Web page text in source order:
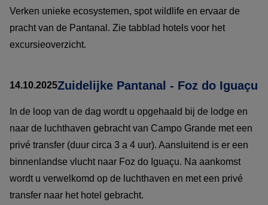
Verken unieke ecosystemen, spot wildlife en ervaar de
pracht van de Pantanal. Zie tabblad hotels voor het
excursieoverzicht.
14.10.2025Zuidelijke Pantanal - Foz do Iguaçu
In de loop van de dag wordt u opgehaald bij de lodge en
naar de luchthaven gebracht van Campo Grande met een
privé transfer (duur circa 3 a 4 uur). Aansluitend is er een
binnenlandse vlucht naar Foz do Iguaçu. Na aankomst
wordt u verwelkomd op de luchthaven en met een privé
transfer naar het hotel gebracht.